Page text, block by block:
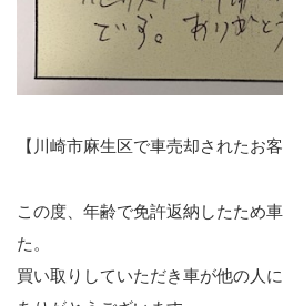
【川崎市麻生区で車売却されたお客
この度、年齢で免許返納したため
た。
買い取りしていただき車が他の人